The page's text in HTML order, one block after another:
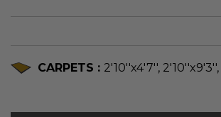
CARPETS : 2'10''x4'7'',